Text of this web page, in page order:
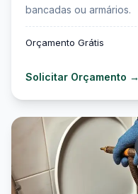
bancadas ou armários.
Orçamento Grátis
Solicitar Orçamento →